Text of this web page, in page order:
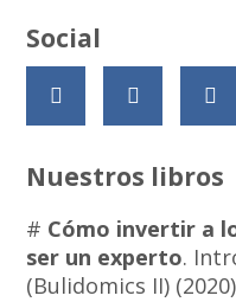
Social
Nuestros libros
# Cómo invertir a
ser un experto.
(Bulidomics II) (2020)